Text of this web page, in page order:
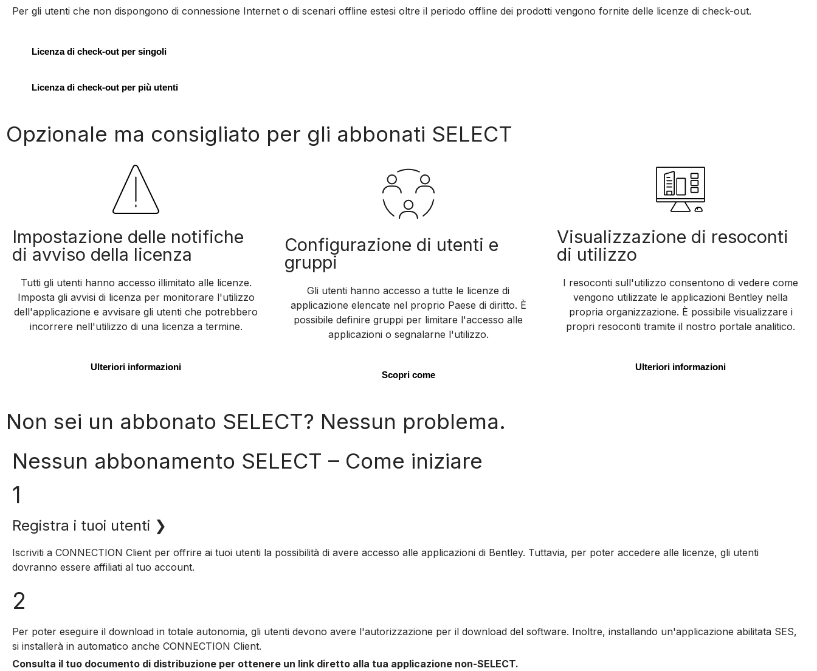
Per gli utenti che non dispongono di connessione Internet o di scenari offline estesi oltre il periodo offline dei prodotti vengono fornite delle licenze di check-out.
Licenza di check-out per singoli
Licenza di check-out per più utenti
Opzionale ma consigliato per gli abbonati SELECT
Impostazione delle notifiche
di avviso della licenza
Tutti gli utenti hanno accesso illimitato alle licenze.
Imposta gli avvisi di licenza per monitorare l'utilizzo
dell'applicazione e avvisare gli utenti che potrebbero
incorrere nell'utilizzo di una licenza a termine.
Ulteriori informazioni
Configurazione di utenti e
gruppi
Gli utenti hanno accesso a tutte le licenze di
applicazione elencate nel proprio Paese di diritto. È
possibile definire gruppi per limitare l'accesso alle
applicazioni o segnalarne l'utilizzo.
Scopri come
Visualizzazione di resoconti
di utilizzo
I resoconti sull'utilizzo consentono di vedere come
vengono utilizzate le applicazioni Bentley nella
propria organizzazione. È possibile visualizzare i
propri resoconti tramite il nostro portale analitico.
Ulteriori informazioni
Non sei un abbonato SELECT? Nessun problema.
Nessun abbonamento SELECT – Come iniziare
1
Registra i tuoi utenti ❯
Iscriviti a CONNECTION Client per offrire ai tuoi utenti la possibilità di avere accesso alle applicazioni di Bentley. Tuttavia, per poter accedere alle licenze, gli utenti
dovranno essere affiliati al tuo account.
2
Per poter eseguire il download in totale autonomia, gli utenti devono avere l'autorizzazione per il download del software. Inoltre, installando un'applicazione abilitata SES,
si installerà in automatico anche CONNECTION Client.
Consulta il tuo documento di distribuzione per ottenere un link diretto alla tua applicazione non-SELECT.